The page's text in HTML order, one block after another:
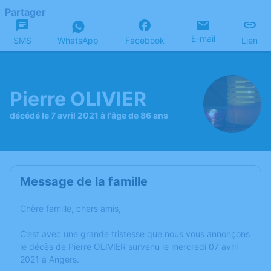
Partager
SMS WhatsApp Facebook E-mail Lien
Pierre OLIVIER
décédé le 7 avril 2021 à l'âge de 86 ans
Message de la famille
Chère famille, chers amis,
C’est avec une grande tristesse que nous vous annonçons
le décès de Pierre OLIVIER survenu le mercredi 07 avril
2021 à Angers.